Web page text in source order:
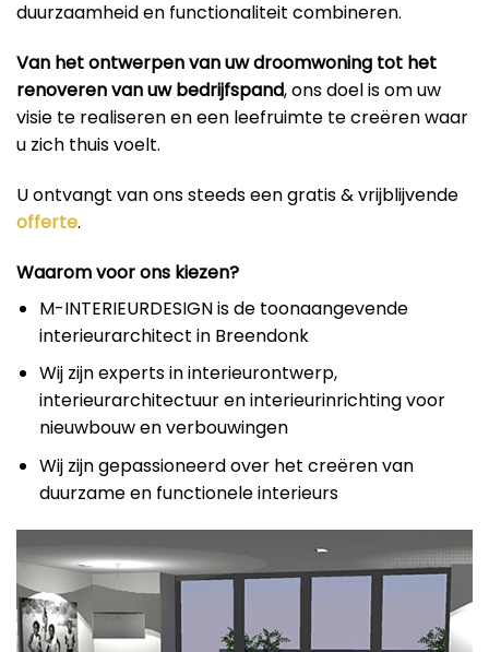
duurzaamheid en functionaliteit combineren.
Van het ontwerpen van uw droomwoning tot het
renoveren van uw bedrijfspand, ons doel is om uw
visie te realiseren en een leefruimte te creëren waar
u zich thuis voelt.
U ontvangt van ons steeds een gratis & vrijblijvende
offerte.
Waarom voor ons kiezen?
M-INTERIEURDESIGN is de toonaangevende
interieurarchitect in Breendonk
Wij zijn experts in interieurontwerp,
interieurarchitectuur en interieurinrichting voor
nieuwbouw en verbouwingen
Wij zijn gepassioneerd over het creëren van
duurzame en functionele interieurs